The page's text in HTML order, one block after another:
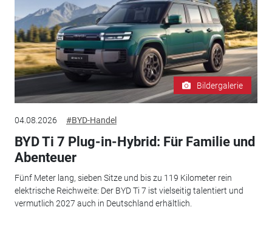
Bildergalerie
04.08.2026 #BYD-Handel
BYD Ti 7 Plug-in-Hybrid: Für Familie und
Abenteuer
Fünf Meter lang, sieben Sitze und bis zu 119 Kilometer rein
elektrische Reichweite: Der BYD Ti 7 ist vielseitig talentiert und
vermutlich 2027 auch in Deutschland erhältlich.